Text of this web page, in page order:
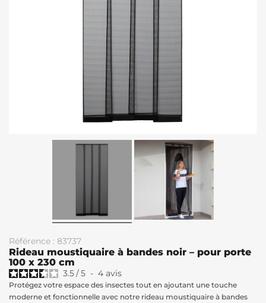
Référence : 83737
Rideau moustiquaire à bandes noir – pour porte
100 x 230 cm
3.5/5 - 4 avis
Protégez votre espace des insectes tout en ajoutant une touche
moderne et fonctionnelle avec notre rideau moustiquaire à bandes